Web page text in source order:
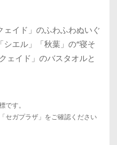
ェイド」のふわふわぬいぐ
エル」「秋葉」の“寝そ
ェイド」のバスタオルと
す。
セガプラザ」をご確認ください